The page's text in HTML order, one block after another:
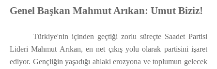
Genel Başkan Mahmut Arıkan: Umut Biziz!
Türkiye'nin içinden geçtiği zorlu süreçte Saadet Partisi
Lideri Mahmut Arıkan, en net çıkış yolu olarak partisini işaret
ediyor. Gençliğin yaşadığı ahlaki erozyona ve toplumun gelecek